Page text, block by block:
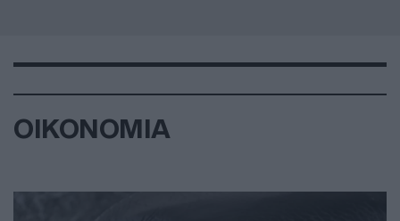
ΟΙΚΟΝΟΜΙΑ